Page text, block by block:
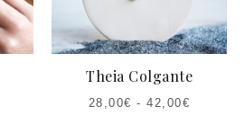
Theia Colgante
28,00€ -42,00€